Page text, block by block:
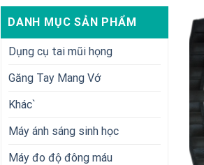
DANH MỤC SẢN PHẨM
Dụng cụ tai mũi họng
Găng Tay Mang Vớ
Khác`
Máy ánh sáng sinh học
Máy đo độ đông máu